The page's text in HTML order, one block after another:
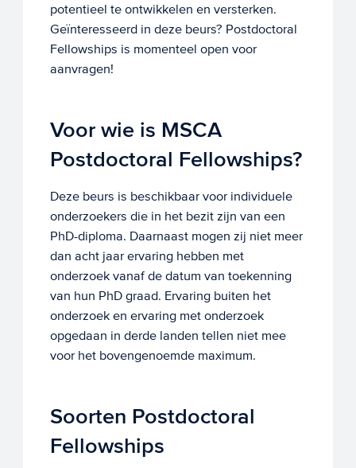
potentieel te ontwikkelen en versterken.
Geïnteresseerd in deze beurs? Postdoctoral
Fellowships is momenteel open voor
aanvragen!
Voor wie is MSCA
Postdoctoral Fellowships?
Deze beurs is beschikbaar voor individuele
onderzoekers die in het bezit zijn van een
PhD-diploma. Daarnaast mogen zij niet meer
dan acht jaar ervaring hebben met
onderzoek vanaf de datum van toekenning
van hun PhD graad. Ervaring buiten het
onderzoek en ervaring met onderzoek
opgedaan in derde landen tellen niet mee
voor het bovengenoemde maximum.
Soorten Postdoctoral
Fellowships